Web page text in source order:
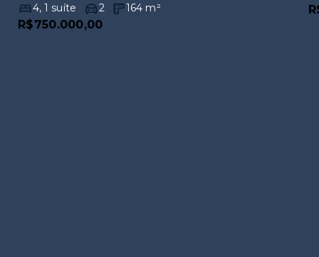
4,1 suíte 2 164 m²
R$750.000,00